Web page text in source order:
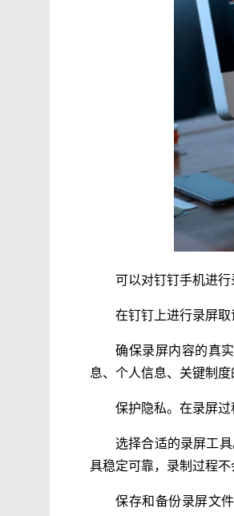
可以对钉钉手机进行
在钉钉上进行录屏取
确保录屏内容的真
息、个人信息、关键制度
保护隐私。在录屏
选择合适的录屏工
具稳定可靠，录制过程不
保存和备份录屏文